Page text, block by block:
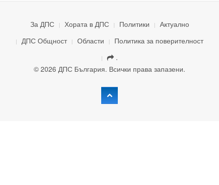
За ДПС Хората в ДПС Политики
Актуално
ДПС Общност
Области
Политика за поверителност
.
© 2026 ДПС България. Всички права запазени.